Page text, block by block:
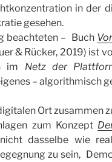
in
gesehen.
beachteten – Buch
& Rücker, 2019) ist
im Netz der
– algorithmisch
Ort zusammen
zum Konzept
dasselbe wie
zu sein,